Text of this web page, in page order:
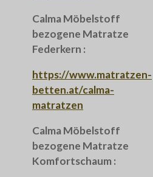
Calma Möbelstoff
bezogene Matratze
Federkern :
https://www.matratzen-
betten.at/calma-
matratzen
Calma Möbelstoff
bezogene Matratze
Komfortschaum :